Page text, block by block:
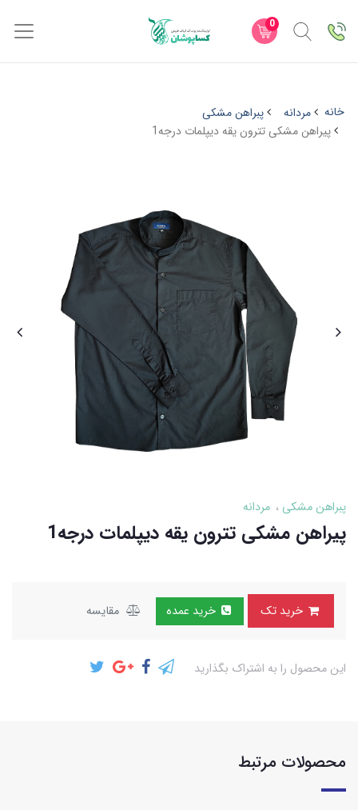
0
خانه مردانه
پبراهن مشکی
پیراهن مشکی تترون یقه دیپلمات درجه1
پبراهن مشکی مردانه
پیراهن مشکی تترون یقه دیپلمات درجه1
خرید تک خرید عمده مقایسه
این محصول را به اشتراک بگذارید
محصولات مرتبط